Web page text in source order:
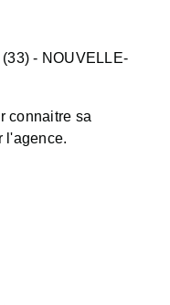
(33) - NOUVELLE-
connaitre sa
l'agence.